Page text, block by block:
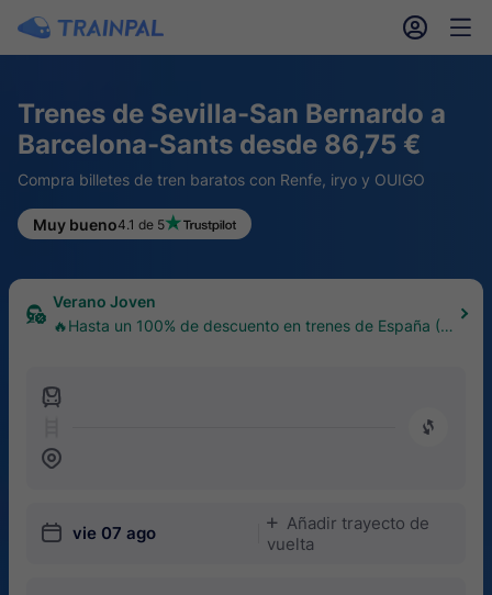
󱎓 󱒨
Trenes de Sevilla-San Bernardo a
Barcelona-Sants desde 86,75 €
Compra billetes de tren baratos con Renfe, iryo y OUIGO
Muy bueno4.1 de 5
Verano Joven
🔥Hasta un 100% de descuento en trenes de España (1
󱍉
󰿠
󱒣
󱎗 vie 07 ago
󱅇
Añadir trayecto de
vuelta